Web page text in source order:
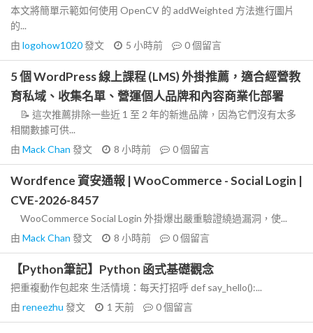
本文將簡單示範如何使用 OpenCV 的 addWeighted 方法進行圖片
的...
由 logohow1020發文 5 小時前 0個留言
5 個 WordPress 線上課程 (LMS) 外掛推薦，適合經營教
育私域、收集名單、營運個人品牌和內容商業化部署
📝 這次推薦排除一些近 1 至 2 年的新進品牌，因為它們沒有太多
相關數據可供...
由 Mack Chan 發文 8 小時前 0個留言
Wordfence 資安通報 | WooCommerce - Social Login |
CVE-2026-8457
WooCommerce Social Login 外掛爆出嚴重驗證繞過漏洞，使...
由 Mack Chan 發文 8 小時前 0個留言
【Python筆記】Python 函式基礎觀念
把重複動作包起來 生活情境：每天打招呼 def say_hello():...
由 reneezhu 發文 1 天前 0個留言